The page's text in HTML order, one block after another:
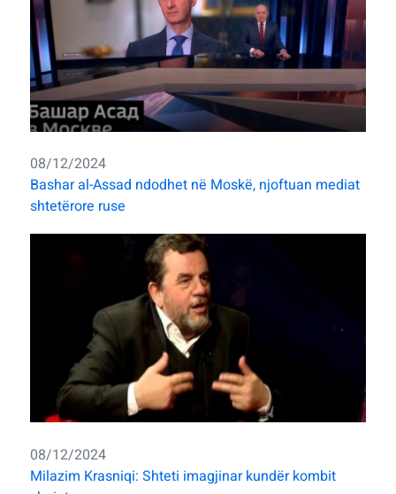
08/12/2024
Bashar al-Assad ndodhet në Moskë, njoftuan mediat
shtetërore ruse
08/12/2024
Milazim Krasniqi: Shteti imagjinar kundër kombit